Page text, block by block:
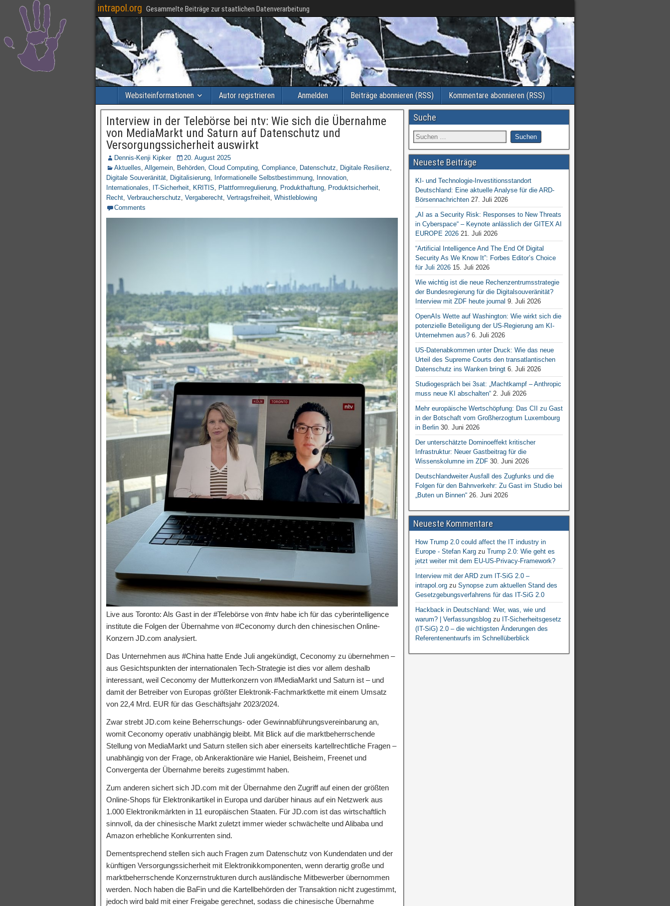
intrapol.org Gesammelte Beiträge zur staatlichen Datenverarbeitung
Websiteinformationen Autor registrieren Anmelden Beiträge abonnieren (RSS) Kommentare abonnieren (RSS)
Interview in der Telebörse bei ntv: Wie sich die Übernahme
von MediaMarkt und Saturn auf Datenschutz und
Versorgungssicherheit auswirkt
Dennis-Kenji Kipker
20. August 2025
Aktuelles, Allgemein, Behörden, Cloud Computing, Compliance, Datenschutz, Digitale Resilienz,
Digitale Souveränität, Digitalisierung, Informationelle Selbstbestimmung, Innovation,
Internationales, IT-Sicherheit, KRITIS, Plattformregulierung, Produkthaftung, Produktsicherheit,
Recht, Verbraucherschutz, Vergaberecht, Vertragsfreiheit, Whistleblowing
Comments
Live aus Toronto: Als Gast in der #Telebörse von #ntv habe ich für das cyberintelligence
institute die Folgen der Übernahme von #Ceconomy durch den chinesischen Online-
Konzern JD.com analysiert.
Das Unternehmen aus #China hatte Ende Juli angekündigt, Ceconomy zu übernehmen –
aus Gesichtspunkten der internationalen Tech-Strategie ist dies vor allem deshalb
interessant, weil Ceconomy der Mutterkonzern von #MediaMarkt und Saturn ist – und
damit der Betreiber von Europas größter Elektronik-Fachmarktkette mit einem Umsatz
von 22,4 Mrd. EUR für das Geschäftsjahr 2023/2024.
Zwar strebt JD.com keine Beherrschungs- oder Gewinnabführungsvereinbarung an,
womit Ceconomy operativ unabhängig bleibt. Mit Blick auf die marktbeherrschende
Stellung von MediaMarkt und Saturn stellen sich aber einerseits kartellrechtliche Fragen –
unabhängig von der Frage, ob Ankeraktionäre wie Haniel, Beisheim, Freenet und
Convergenta der Übernahme bereits zugestimmt haben.
Zum anderen sichert sich JD.com mit der Übernahme den Zugriff auf einen der größten
Online-Shops für Elektronikartikel in Europa und darüber hinaus auf ein Netzwerk aus
1.000 Elektronikmärkten in 11 europäischen Staaten. Für JD.com ist das wirtschaftlich
sinnvoll, da der chinesische Markt zuletzt immer wieder schwächelte und Alibaba und
Amazon erhebliche Konkurrenten sind.
Dementsprechend stellen sich auch Fragen zum Datenschutz von Kundendaten und der
künftigen Versorgungssicherheit mit Elektronikkomponenten, wenn derartig große und
marktbeherrschende Konzernstrukturen durch ausländische Mitbewerber übernommen
werden. Noch haben die BaFin und die Kartellbehörden der Transaktion nicht zugestimmt,
jedoch wird bald mit einer Freigabe gerechnet, sodass die chinesische Übernahme
Suche
Neueste Beiträge
KI- und Technologie-Investitionsstandort
Deutschland: Eine aktuelle Analyse für die ARD-
Börsennachrichten 27. Juli 2026
„AI as a Security Risk: Responses to New Threats
in Cyberspace“ – Keynote anlässlich der GITEX AI
EUROPE 2026 21. Juli 2026
“Artificial Intelligence And The End Of Digital
Security As We Know It”: Forbes Editor’s Choice
für Juli 2026 15. Juli 2026
Wie wichtig ist die neue Rechenzentrumsstrategie
der Bundesregierung für die Digitalsouveränität?
Interview mit ZDF heute journal 9. Juli 2026
OpenAIs Wette auf Washington: Wie wirkt sich die
potenzielle Beteiligung der US-Regierung am KI-
Unternehmen aus? 6. Juli 2026
US-Datenabkommen unter Druck: Wie das neue
Urteil des Supreme Courts den transatlantischen
Datenschutz ins Wanken bringt 6. Juli 2026
Studiogespräch bei 3sat: „Machtkampf – Anthropic
muss neue KI abschalten“ 2. Juli 2026
Mehr europäische Wertschöpfung: Das CII zu Gast
in der Botschaft vom Großherzogtum Luxembourg
in Berlin 30. Juni 2026
Der unterschätzte Dominoeffekt kritischer
Infrastruktur: Neuer Gastbeitrag für die
Wissenskolumne im ZDF 30. Juni 2026
Deutschlandweiter Ausfall des Zugfunks und die
Folgen für den Bahnverkehr: Zu Gast im Studio bei
„Buten un Binnen“ 26. Juni 2026
Neueste Kommentare
How Trump 2.0 could affect the IT industry in
Europe - Stefan Kargzu Trump 2.0: Wie geht es
jetzt weiter mit dem EU-US-Privacy-Framework?
Interview mit der ARD zum IT-SiG 2.0 –
intrapol.orgzu Synopse zum aktuellen Stand des
Gesetzgebungsverfahrens für das IT-SiG 2.0
Hackback in Deutschland: Wer, was, wie und
warum? | Verfassungsblogzu IT-Sicherheitsgesetz
(IT-SiG) 2.0 – die wichtigsten Änderungen des
Referentenentwurfs im Schnellüberblick